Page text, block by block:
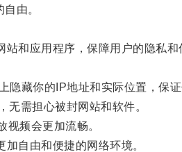
由。
和应用程序，保障用户的隐私和
藏你的IP地址和实际位置，保证
需担心被封网站和软件。
频会更加流畅。
自由和便捷的网络环境。